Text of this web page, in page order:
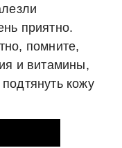
приятно.
помните,
и витамины,
кожу